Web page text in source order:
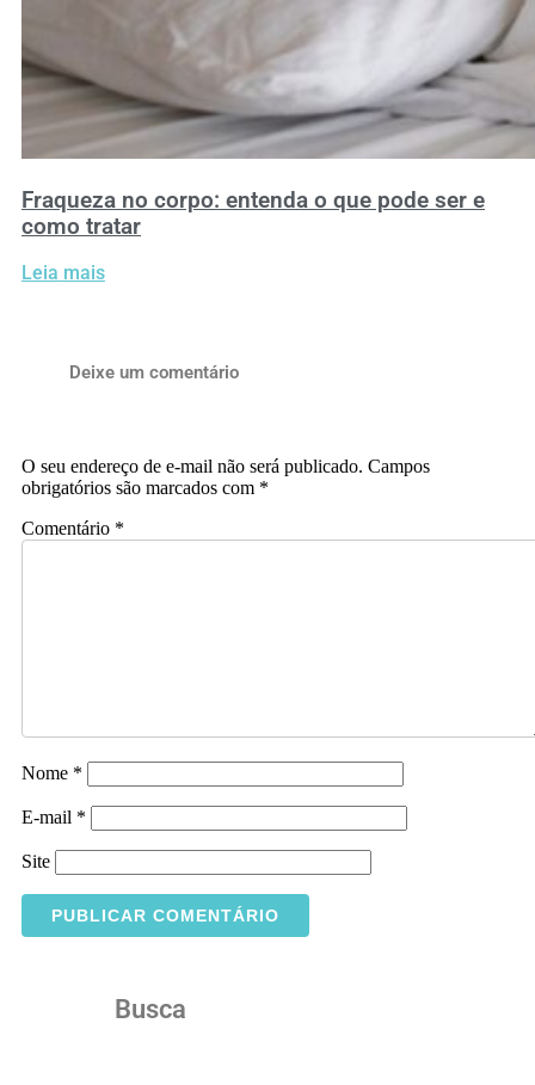
Fraqueza no corpo: entenda o que pode ser e
como tratar
Leia mais
Deixe um comentário
O seu endereço de e-mail não será publicado. Campos
obrigatórios são marcados com *
Comentário *
Nome *
E-mail *
Site
Busca